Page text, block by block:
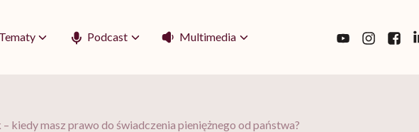
Tematy Podcast Multimedia
– kiedy masz prawo do świadczenia pieniężnego od państwa?